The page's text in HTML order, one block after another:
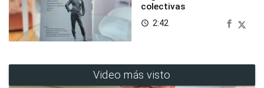
colectivas
access_time 2:42
Video más visto